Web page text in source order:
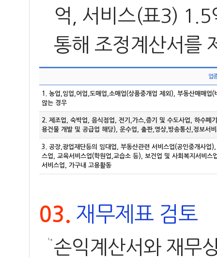
억, 서비스(표3) 1.5
통해 조정계산서를
업
1. 농업,임업,어업,도매업,소매업(상품중개업 제외), 부동산매매
않는 경우
2. 제조업, 숙박업, 음식점업, 전기,가스,증기 및 수도사업, 하수폐
용건물 개발 및 공급업 해당), 운수업, 출판,영상,방송통신,정보서
3. 공장,광업재단등의 임대업, 부동산관련 서비스업(공인중개사
스업, 교육서비스업(학원업,교습소 등), 보건업 및 사회복지서비
서비스업, 가구내 고용활동
03. 재무제표 검토
손익계산서와 재무